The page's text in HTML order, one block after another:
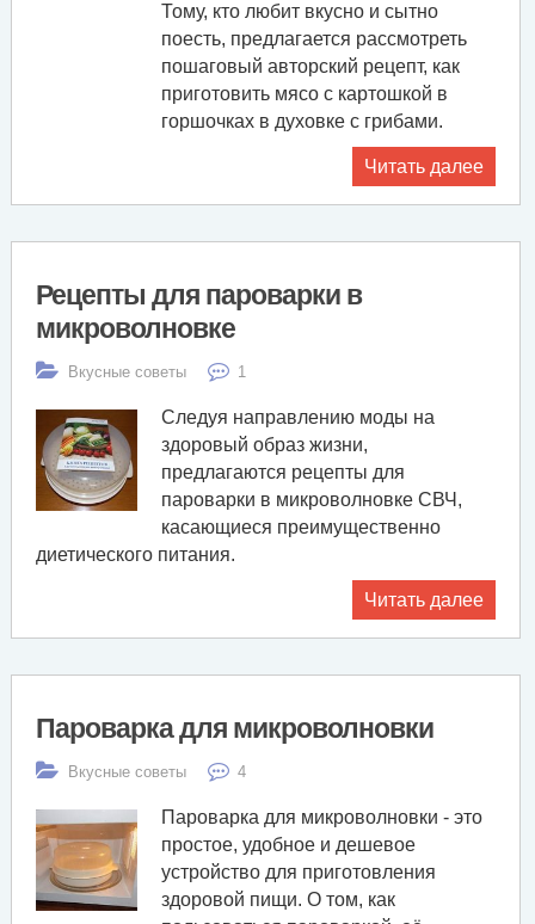
Тому, кто любит вкусно и сытно
поесть, предлагается рассмотреть
пошаговый авторский рецепт, как
приготовить мясо с картошкой в
горшочках в духовке с грибами.
Читать далее
Рецепты для пароварки в
микроволновке
Вкусные советы 1
Следуя направлению моды на
здоровый образ жизни,
предлагаются рецепты для
пароварки в микроволновке СВЧ,
касающиеся преимущественно
диетического питания.
Читать далее
Пароварка для микроволновки
Вкусные советы 4
Пароварка для микроволновки - это
простое, удобное и дешевое
устройство для приготовления
здоровой пищи. О том, как